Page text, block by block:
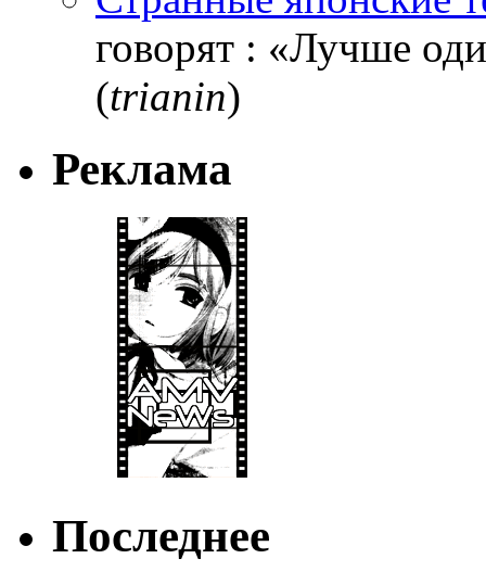
говорят : «Лучше
(trianin)
Реклама
Последнее